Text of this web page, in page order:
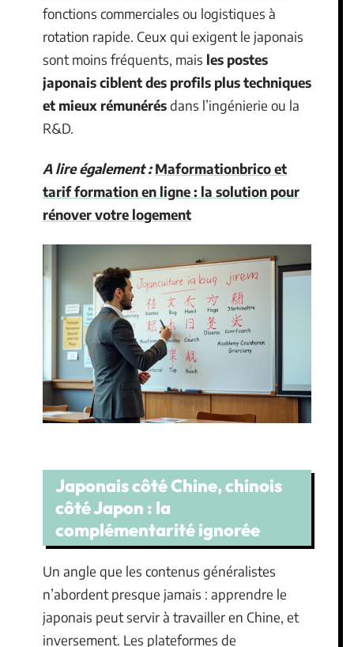
fonctions commerciales ou logistiques à
rotation rapide. Ceux qui exigent le japonais
sont moins fréquents, mais les postes
japonais ciblent des profils plus techniques
et mieux rémunérésdans l’ingénierie ou la
R&D.
A lire également : Maformationbrico et
tarif formation en ligne : la solution pour
rénover votre logement
Japonais côté Chine, chinois
côté Japon : la
complémentarité ignorée
Un angle que les contenus généralistes
n’abordent presque jamais : apprendre le
japonais peut servir à travailler en Chine, et
inversement. Les plateformes de